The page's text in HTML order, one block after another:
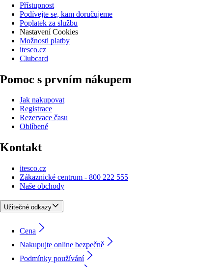
Přístupnost
Podívejte se, kam doručujeme
Poplatek za službu
Nastavení Cookies
Možnosti platby
itesco.cz
Clubcard
Pomoc s prvním nákupem
Jak nakupovat
Registrace
Rezervace času
Oblíbené
Kontakt
itesco.cz
Zákaznické centrum - 800 222 555
Naše obchody
Užitečné odkazy
Cena
Nakupujte online bezpečně
Podmínky používání